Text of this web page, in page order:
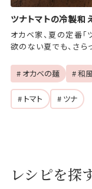
ツナトマトの冷製和
オカベ家、夏の定番「
欲のない夏でも、さら
# オカベの麺 # 和
# トマト
# ツナ
レシピを探